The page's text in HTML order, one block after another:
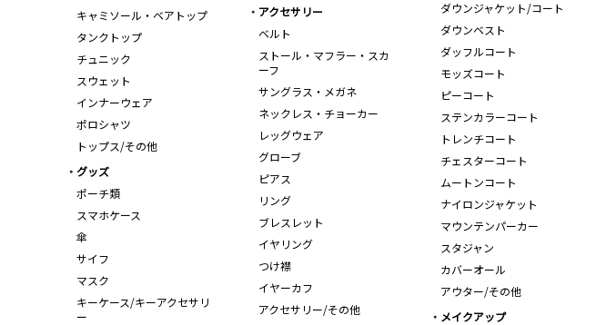
キャミソール・ベアトップ
タンクトップ
チュニック
スウェット
インナーウェア
ポロシャツ
トップス/その他
ダウンジャケット/コート
ダウンベスト
ダッフルコート
モッズコート
ピーコート
ステンカラーコート
トレンチコート
チェスターコート
ムートンコート
ナイロンジャケット
マウンテンパーカー
スタジャン
カバーオール
アウター/その他
アクセサリー
ベルト
ストール・マフラー・スカ
ーフ
サングラス・メガネ
ネックレス・チョーカー
レッグウェア
グローブ
ピアス
リング
ブレスレット
イヤリング
つけ襟
イヤーカフ
アクセサリー/その他
グッズ
ポーチ類
スマホケース
傘
サイフ
マスク
キーケース/キーアクセサリ
ー
メイクアップ